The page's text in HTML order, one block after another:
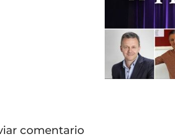
comentario